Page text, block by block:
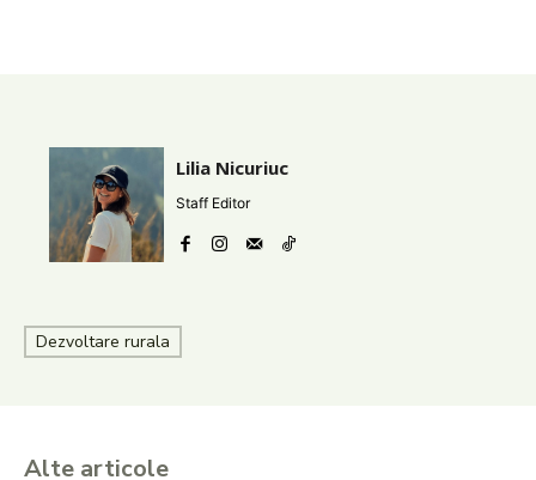
Lilia Nicuriuc
Staff Editor
Dezvoltare rurala
Alte articole